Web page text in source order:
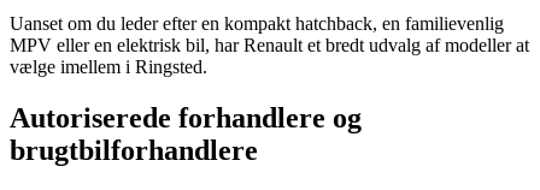
Uanset om du leder efter en kompakt hatchback, en familievenlig
MPV eller en elektrisk bil, har Renault et bredt udvalg af modeller at
vælge imellem i Ringsted.
Autoriserede forhandlere og
brugtbilforhandlere